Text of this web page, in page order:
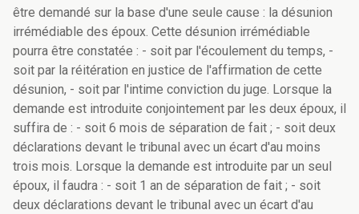
être demandé sur la base d'une seule cause : la désunion
irrémédiable des époux. Cette désunion irrémédiable
pourra être constatée : - soit par l'écoulement du temps, -
soit par la réitération en justice de l'affirmation de cette
désunion, - soit par l'intime conviction du juge. Lorsque la
demande est introduite conjointement par les deux époux, il
suffira de : - soit 6 mois de séparation de fait ; - soit deux
déclarations devant le tribunal avec un écart d'au moins
trois mois. Lorsque la demande est introduite par un seul
époux, il faudra : - soit 1 an de séparation de fait ; - soit
deux déclarations devant le tribunal avec un écart d'au